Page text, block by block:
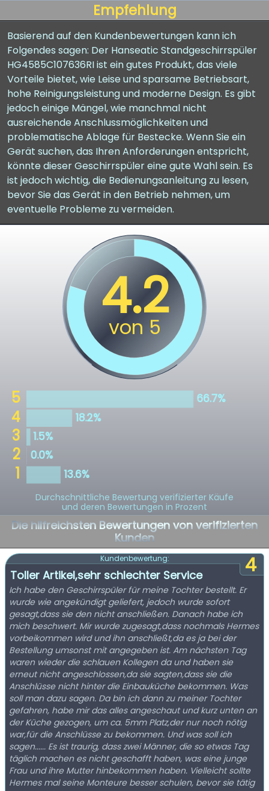
Empfehlung
Basierend auf den Kundenbewertungen kann ich
Folgendes sagen: Der Hanseatic Standgeschirrspüler
HG4585C107636RI ist ein gutes Produkt, das viele
Vorteile bietet, wie Leise und sparsame Betriebsart,
hohe Reinigungsleistung und moderne Design. Es gibt
jedoch einige Mängel, wie manchmal nicht
ausreichende Anschlussmöglichkeiten und
problematische Ablage für Bestecke. Wenn Sie ein
Gerät suchen, das Ihren Anforderungen entspricht,
könnte dieser Geschirrspüler eine gute Wahl sein. Es
ist jedoch wichtig, die Bedienungsanleitung zu lesen,
bevor Sie das Gerät in den Betrieb nehmen, um
eventuelle Probleme zu vermeiden.
Durchschnittliche Bewertung verifizierter Käufe
und deren Bewertungen in Prozent
Die hilfreichsten Bewertungen von verifizierten
Kunden
4
Kundenbewertung:
Toller Artikel,sehr schlechter Service
Ich habe den Geschirrspüler für meine Tochter bestellt. Er
wurde wie angekündigt geliefert, jedoch wurde sofort
gesagt,dass sie den nicht anschließen. Danach habe ich
mich beschwert. Mir wurde zugesagt,dass nochmals Hermes
vorbeikommen wird und ihn anschließt,da es ja bei der
Bestellung umsonst mit angegeben ist. Am nächsten Tag
waren wieder die schlauen Kollegen da und haben sie
erneut nicht angeschlossen,da sie sagten,dass sie die
Anschlüsse nicht hinter die Einbauküche bekommen. Was
soll man dazu sagen. Da bin ich dann zu meiner Tochter
gefahren, habe mir das alles angeschaut und kurz unten an
der Küche gezogen, um ca. 5mm Platz,der nur noch nötig
war,für die Anschlüsse zu bekommen. Und was soll ich
sagen...... Es ist traurig, dass zwei Männer, die so etwas Tag
täglich machen es nicht geschafft haben, was eine junge
Frau und ihre Mutter hinbekommen haben. Vielleicht sollte
Hermes mal seine Monteure besser schulen, bevor sie tätig